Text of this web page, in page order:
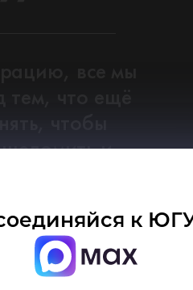
к
чтобы
и
Решено было
удар за два